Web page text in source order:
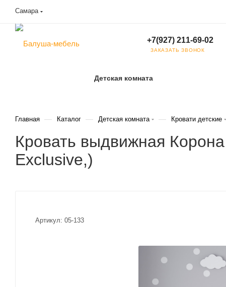
Самара
+7(927) 211-69-02
ЗАКАЗАТЬ ЗВОНОК
Детская комната
Главная — Каталог — Детская комната — Кровати детские
Кровать выдвижная
Exclusive,)
Артикул: 05-133